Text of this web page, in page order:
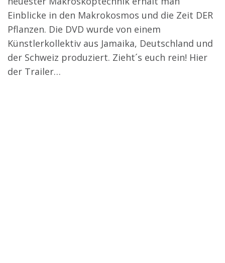
Einblicke in den Makrokosmos und die Zeit DER
Pflanzen. Die DVD wurde von einem
Künstlerkollektiv aus Jamaika, Deutschland und
der Schweiz produziert. Zieht´s euch rein! Hier
der Trailer…